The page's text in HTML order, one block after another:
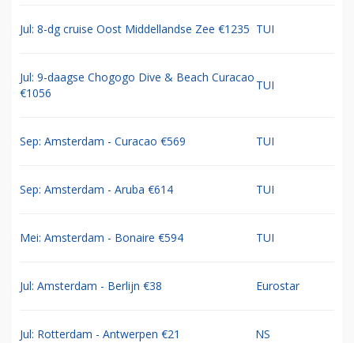
Jul: 8-dg cruise Oost Middellandse Zee €1235 TUI
Jul: 9-daagse Chogogo Dive & Beach Curacao
€1056
TUI
Sep: Amsterdam - Curacao €569 TUI
Sep: Amsterdam - Aruba €614 TUI
Mei: Amsterdam - Bonaire €594 TUI
Jul: Amsterdam - Berlijn €38 Eurostar
Jul: Rotterdam - Antwerpen €21 NS